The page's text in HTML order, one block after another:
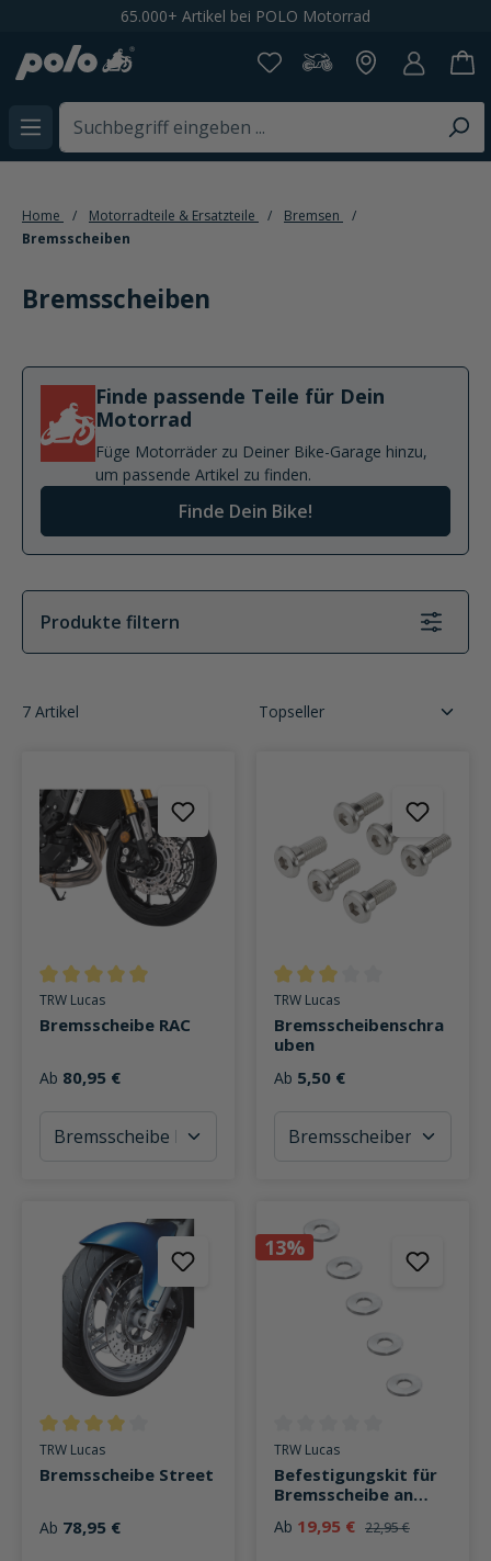
65.000+ Artikel bei POLO Motorrad
Home Motorradteile & Ersatzteile
Bremsen
Bremsscheiben
Bremsscheiben
Finde passende Teile für Dein
Motorrad
Füge Motorräder zu Deiner Bike-Garage hinzu,
um passende Artikel zu finden.
Finde Dein Bike!
Produkte filtern
7 Artikel
Durchschnittliche Bewertung von 5 von 5 Sternen
TRW Lucas
Bremsscheibe RAC
Ab 80,95 €
Durchschnittliche Bewertung
TRW Lucas
Bremsscheibenschra
uben
Ab 5,50 €
Durchschnittliche Bewertung von 4 von 5 Sternen
TRW Lucas
Bremsscheibe Street
Ab 78,95 €
13%
Durchschnittliche Bewertung
TRW Lucas
Befestigungskit für
Bremsscheibe an
Ab 19,95 € 22,95 €